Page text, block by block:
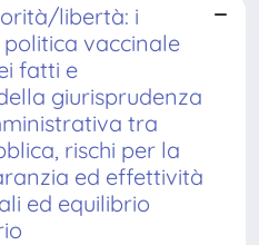
libertà: i
vaccinale
fatti e
giurisprudenza
tra
rischi per la
ed effettività
ed equilibrio